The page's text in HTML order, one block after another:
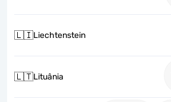
🇱🇮Liechtenstein
🇱🇹Lituânia